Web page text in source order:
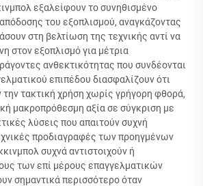
εξαλείφουν το συνηθισμένο
του εξοπλισμού, αναγκάζοντας
στη βελτίωση της τεχνικής αντί να
στον εξοπλισμό για μέτρια
ανθεκτικότητας που συνδέονται
επιπέδου διασφαλίζουν ότι
την τακτική χρήση χωρίς γρήγορη φθορά,
μακροπρόθεσμη αξία σε σύγκριση με
λύσεις που απαιτούν συχνή
προδιαγραφές των προηγμένων
συχνά αντιστοιχούν ή
των επί μέρους επαγγελματικών
σημαντικά περισσότερο όταν